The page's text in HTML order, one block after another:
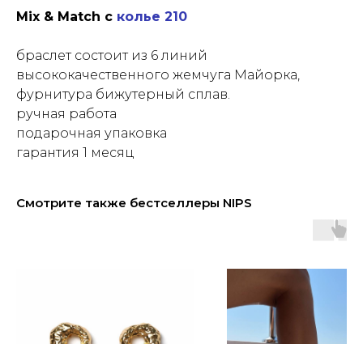
Mix & Match с колье 210
браслет состоит из 6 линий
высококачественного жемчуга Майорка,
фурнитура бижутерный сплав.
ручная работа
подарочная упаковка
гарантия 1 месяц
Смотрите также бестселлеры NIPS